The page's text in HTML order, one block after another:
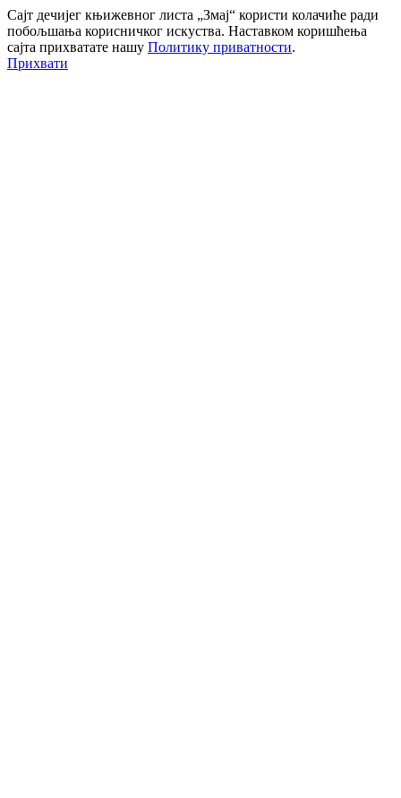
Сајт дечијег књижевног листа „Змај“ користи колачиће ради
побољшања корисничког искуства. Наставком коришћења
сајта прихватате нашу Политику приватности.
Прихвати